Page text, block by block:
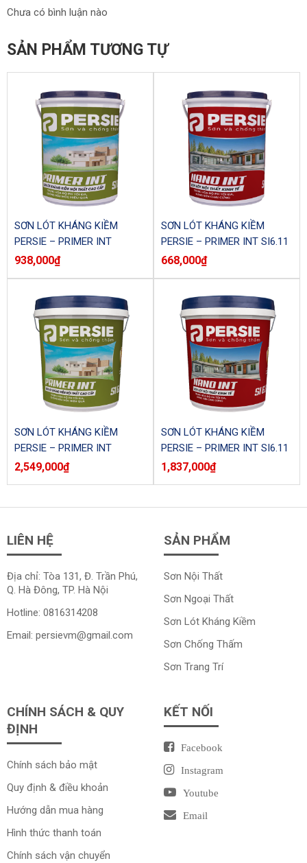
Chưa có bình luận nào
SẢN PHẨM TƯƠNG TỰ
SƠN LÓT KHÁNG KIỀM
PERSIE – PRIMER INT
SI6.6NO (Lon)
938,000₫
SƠN LÓT KHÁNG KIỀM
PERSIE – PRIMER INT SI6.11
(Lon)
668,000₫
SƠN LÓT KHÁNG KIỀM
PERSIE – PRIMER INT
SI6.6NO (Thùng)
2,549,000₫
SƠN LÓT KHÁNG KIỀM
PERSIE – PRIMER INT SI6.11
(Thùng)
1,837,000₫
LIÊN HỆ
Địa chỉ: Tòa 131, Đ. Trần Phú,
Q. Hà Đông, TP. Hà Nội
Hotline: 0816314208
Email: persievm@gmail.com
SẢN PHẨM
Sơn Nội Thất
Sơn Ngoại Thất
Sơn Lót Kháng Kiềm
Sơn Chống Thấm
Sơn Trang Trí
CHÍNH SÁCH & QUY
ĐỊNH
Chính sách bảo mật
Quy định & điều khoản
Hướng dẫn mua hàng
Hình thức thanh toán
Chính sách vận chuyển
KẾT NỐI
Facebook
Instagram
Youtube
Email